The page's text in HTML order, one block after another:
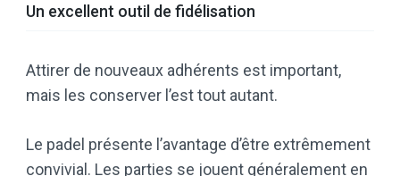
Un excellent outil de fidélisation
Attirer de nouveaux adhérents est important,
mais les conserver l’est tout autant.
Le padel présente l’avantage d’être extrêmement
convivial. Les parties se jouent généralement en